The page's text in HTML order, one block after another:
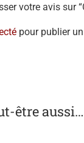
votre avis sur
pour publier
être aussi…